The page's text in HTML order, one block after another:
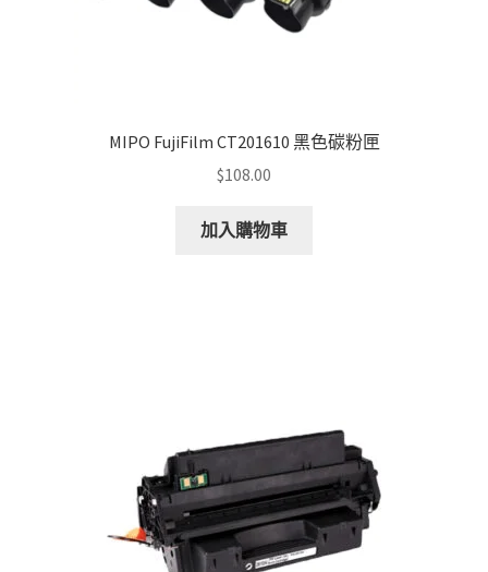
MIPO FujiFilm CT201610 黑色碳粉匣
$108.00
加入購物車